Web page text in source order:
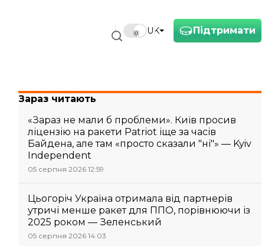
Підтримати
UK
Зараз читають
«Зараз не мали б проблеми». Київ просив
ліцензію на ракети Patriot іще за часів
Байдена, але там «просто сказали "ні"» — Kyiv
Independent
05 серпня 2026 12:59
Цьогоріч Україна отримала від партнерів
утричі менше ракет для ППО, порівнюючи із
2025 роком — Зеленський
05 серпня 2026 14:03